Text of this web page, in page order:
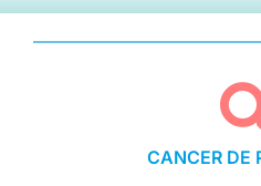
CANCER DE